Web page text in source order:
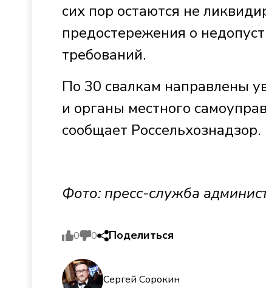
сих пор остаются не
предостережения о
требований.
По 30 свалкам направлены
и органы местного
сообщает Россельхознадзор.
Фото: пресс-служба
0 0 Поделиться
Сергей Сорокин